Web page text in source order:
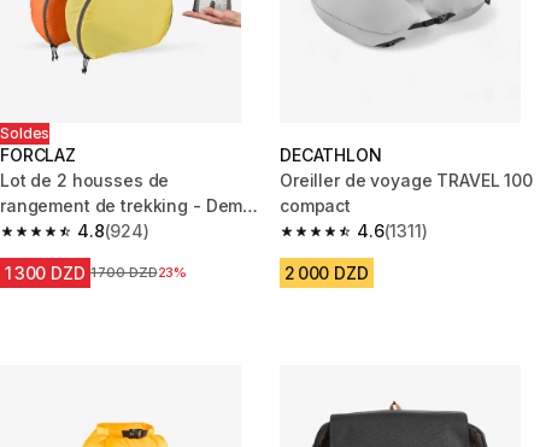
Soldes
FORCLAZ
Lot de 2 housses de
rangement de trekking - Demi-
lune - 2x7L4.8
4.8 out of 5 stars from 924 reviews
(924)
1 300 DZD Prix avant la réduction
1 700 DZD23%
DECATHLON
Oreiller de voyage TRAVEL 100
compact
4.6
4.6 out of 5 stars from 1311
(1311)
2 000 DZD